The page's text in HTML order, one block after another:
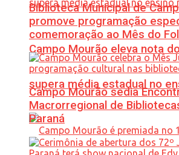
Campo Mourão eleva nota
supera média estadual no
Biblioteca Municipal de
promove programação
comemoração ao Mês do
Campo Mourão sedia
Macrorregional de
Paraná